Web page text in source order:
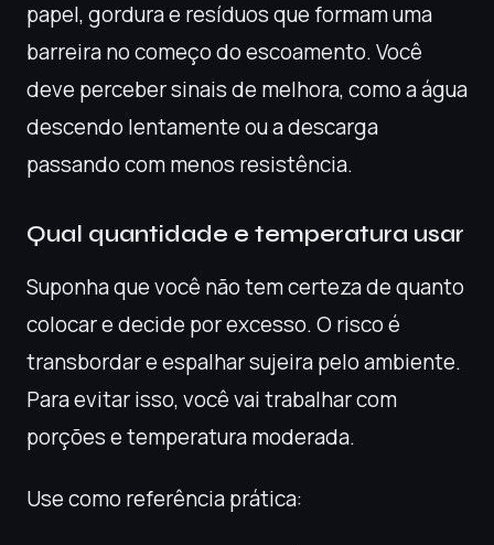
papel, gordura e resíduos que formam uma
barreira no começo do escoamento. Você
deve perceber sinais de melhora, como a água
descendo lentamente ou a descarga
passando com menos resistência.
Qual quantidade e temperatura usar
Suponha que você não tem certeza de quanto
colocar e decide por excesso. O risco é
transbordar e espalhar sujeira pelo ambiente.
Para evitar isso, você vai trabalhar com
porções e temperatura moderada.
Use como referência prática: